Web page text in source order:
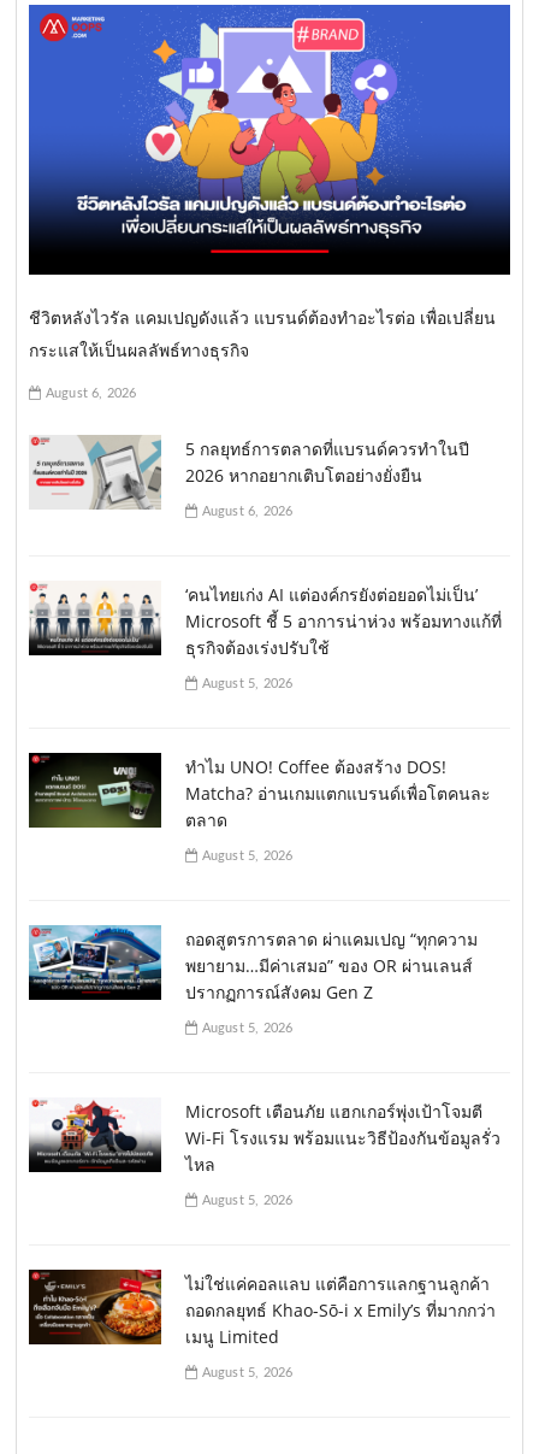
ชีวิตหลังไวรัล แคมเปญดังแล้ว แบรนด์ต้องทำอะไรต่อ เพื่อเปลี่ยน
กระแสให้เป็นผลลัพธ์ทางธุรกิจ
August 6, 2026
5 กลยุทธ์การตลาดที่แบรนด์ควรทำในปี
2026 หากอยากเติบโตอย่างยั่งยืน
August 6, 2026
‘คนไทยเก่ง AI แต่องค์กรยังต่อยอดไม่เป็น’
Microsoft ชี้ 5 อาการน่าห่วง พร้อมทางแก้ที่
ธุรกิจต้องเร่งปรับใช้
August 5, 2026
ทำไม UNO! Coffee ต้องสร้าง DOS!
Matcha? อ่านเกมแตกแบรนด์เพื่อโตคนละ
ตลาด
August 5, 2026
ถอดสูตรการตลาด ผ่าแคมเปญ “ทุกความ
พยายาม…มีค่าเสมอ” ของ OR ผ่านเลนส์
ปรากฏการณ์สังคม Gen Z
August 5, 2026
Microsoft เตือนภัย แฮกเกอร์พุ่งเป้าโจมตี
Wi-Fi โรงแรม พร้อมแนะวิธีป้องกันข้อมูลรั่ว
ไหล
August 5, 2026
ไม่ใช่แค่คอลแลบ แต่คือการแลกฐานลูกค้า
ถอดกลยุทธ์ Khao-Sō-i x Emily’s ที่มากกว่า
เมนู Limited
August 5, 2026